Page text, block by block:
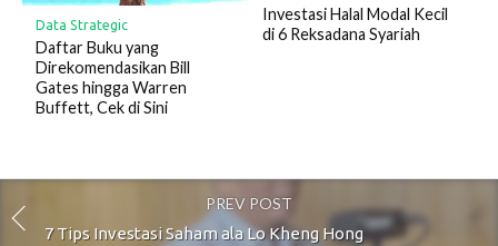
Data Strategic
Daftar Buku yang
Direkomendasikan Bill
Gates hingga Warren
Buffett, Cek di Sini
Investasi Halal Modal Kecil
di 6 Reksadana Syariah
PREV POST
7 Tips Investasi Saham ala Lo Kheng Hong